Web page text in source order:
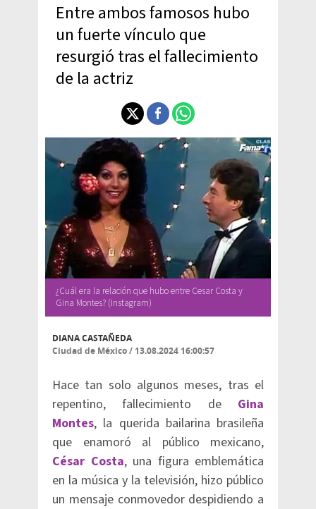
Entre ambos famosos hubo
un fuerte vínculo que
resurgió tras el fallecimiento
de la actriz
¿Cuál era la relación que hubo entre Cesar Costa y
Gina Montes? (Instagram)
DIANA CASTAÑEDA
Ciudad de México/ 13.08.2024 16:00:57
Hace tan solo algunos meses, tras el
repentino, fallecimiento de Gina
Montes, la querida bailarina brasileña
que enamoró al público mexicano,
César Costa, una figura emblemática
en la música y la televisión, hizo público
un mensaje conmovedor despidiendo a